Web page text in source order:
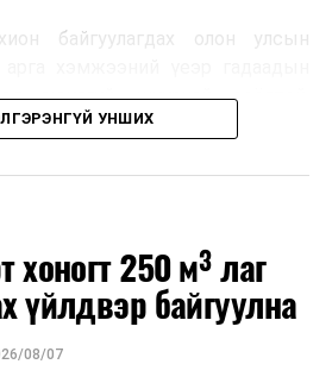
байгуулагдах олон улсын
аюулгүй, шуурхай, соёлтой,
тээврийн үйлчилгээ үзүүлэх
онцлог, зочид, төлөөлөгчдийн
стандарт, жолооч нарын үүрэг
бат, үйлчилгээний соёл, ёс зүй,
талаар нэгдсэн мэдээлэл
УНШИХ
хоногт 250 м³ лаг
үйлдвэр байгуулна
08/07